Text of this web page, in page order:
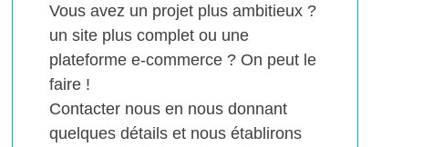
Vous avez un projet plus ambitieux ?
un site plus complet ou une
plateforme e-commerce ? On peut le
faire !
Contacter nous en nous donnant
quelques détails et nous établirons